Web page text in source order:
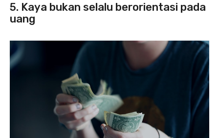
5. Kaya bukan selalu berorientasi pada
uang